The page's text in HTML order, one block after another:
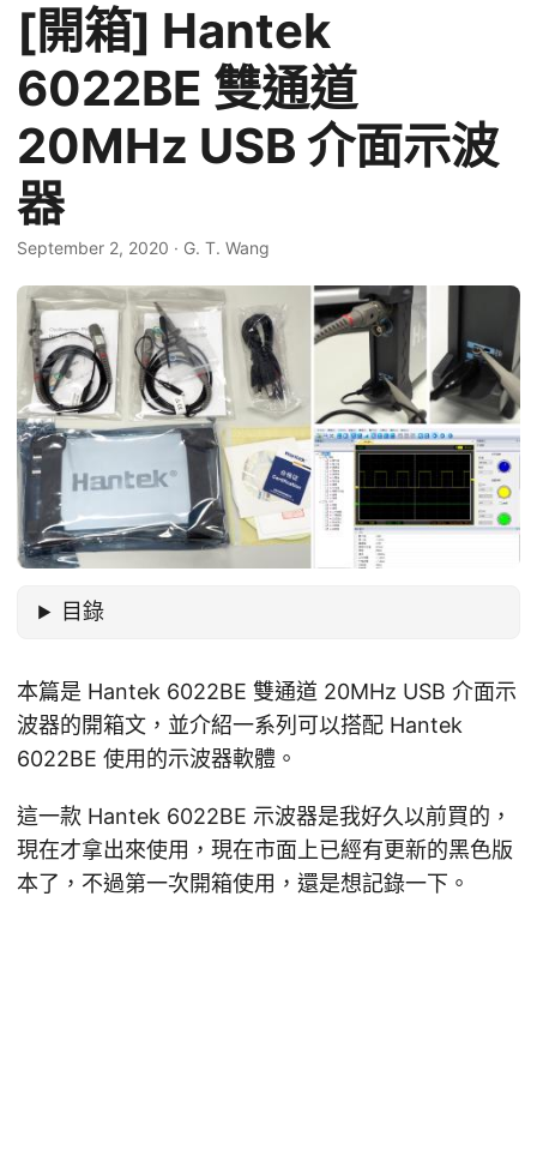
[開箱] Hantek
6022BE 雙通道
20MHz USB 介面示波
器
September 2, 2020 · G. T. Wang
目錄
本篇是 Hantek 6022BE 雙通道 20MHz USB 介面示
波器的開箱文，並介紹一系列可以搭配 Hantek
6022BE 使用的示波器軟體。
這一款 Hantek 6022BE 示波器是我好久以前買的，
現在才拿出來使用，現在市面上已經有更新的黑色版
本了，不過第一次開箱使用，還是想記錄一下。